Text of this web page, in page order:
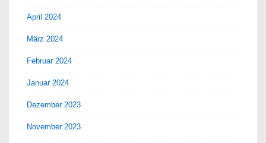
April 2024
März 2024
Februar 2024
Januar 2024
Dezember 2023
November 2023